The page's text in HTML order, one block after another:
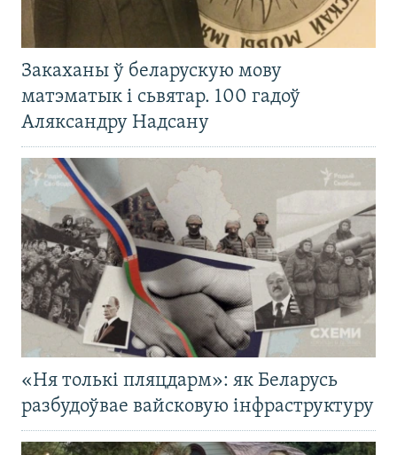
Закаханы ў беларускую мову
матэматык і сьвятар. 100 гадоў
Аляксандру Надсану
«Ня толькі пляцдарм»: як Беларусь
разбудоўвае вайсковую інфраструктуру